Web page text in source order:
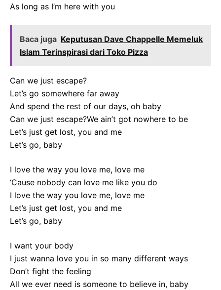
As long as I’m here with you
Baca juga Keputusan Dave Chappelle Memeluk
Islam Terinspirasi dari Toko Pizza
Can we just escape?
Let’s go somewhere far away
And spend the rest of our days, oh baby
Can we just escape?We ain’t got nowhere to be
Let’s just get lost, you and me
Let’s go, baby
I love the way you love me, love me
‘Cause nobody can love me like you do
I love the way you love me, love me
Let’s just get lost, you and me
Let’s go, baby
I want your body
I just wanna love you in so many different ways
Don’t fight the feeling
All we ever need is someone to believe in, baby